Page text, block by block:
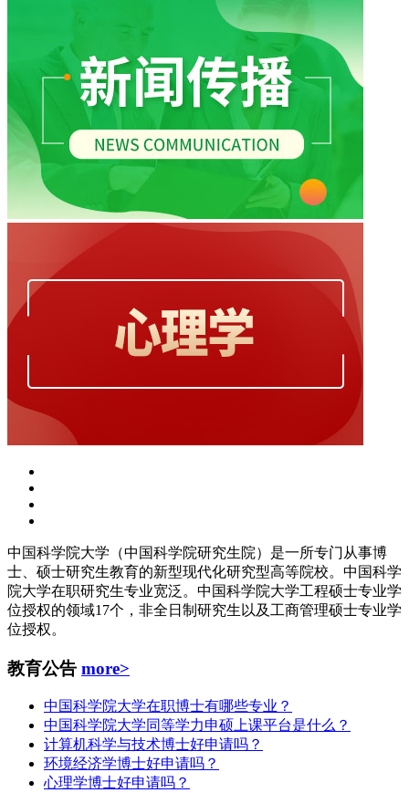
中国科学院大学（中国科学院研究生院）是一所专门从事博
士、硕士研究生教育的新型现代化研究型高等院校。中国科学
院大学在职研究生专业宽泛。中国科学院大学工程硕士专业学
位授权的领域17个，非全日制研究生以及工商管理硕士专业学
位授权。
教育公告 more>
中国科学院大学在职博士有哪些专业？
中国科学院大学同等学力申硕上课平台是什么？
计算机科学与技术博士好申请吗？
环境经济学博士好申请吗？
心理学博士好申请吗？